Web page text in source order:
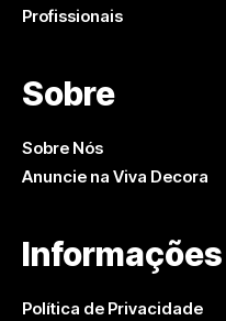
Profissionais
Sobre
Sobre Nós
Anuncie na Viva Decora
Política de Privacidade